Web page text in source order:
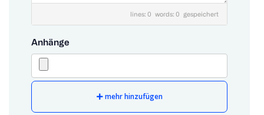
lines: 0 words: 0 gespeichert
Anhänge
mehr hinzufügen